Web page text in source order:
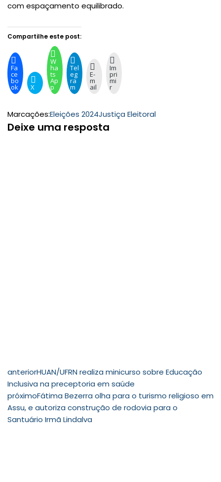
com espaçamento equilibrado.
Compartilhe este post:
Fa
ce
bo
ok X
W
ha
ts
Ap
p
Tel
eg
ra
m
E-
m
ail
Im
pri
mi
r
Marcações:Eleições 2024Justiça Eleitoral
Deixe uma resposta
anteriorHUAN/UFRN realiza minicurso sobre Educação
Inclusiva na preceptoria em saúde
próximoFátima Bezerra olha para o turismo religioso em
Assu, e autoriza construção de rodovia para o
Santuário Irmã Lindalva